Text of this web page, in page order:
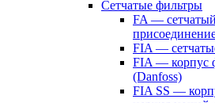
Сетчатые фильтры
FA —
FIA —
FIA — корпус
(Danfoss)
FIA SS —